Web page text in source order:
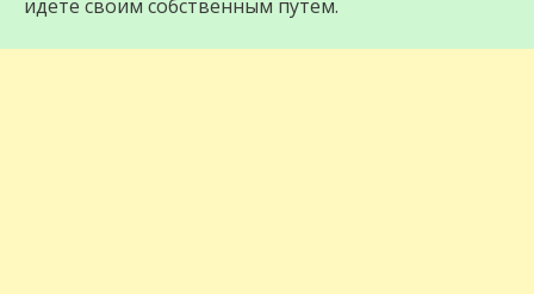
идете своим собственным путем.